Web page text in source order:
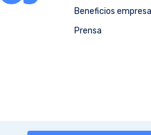
Beneficios
Prensa